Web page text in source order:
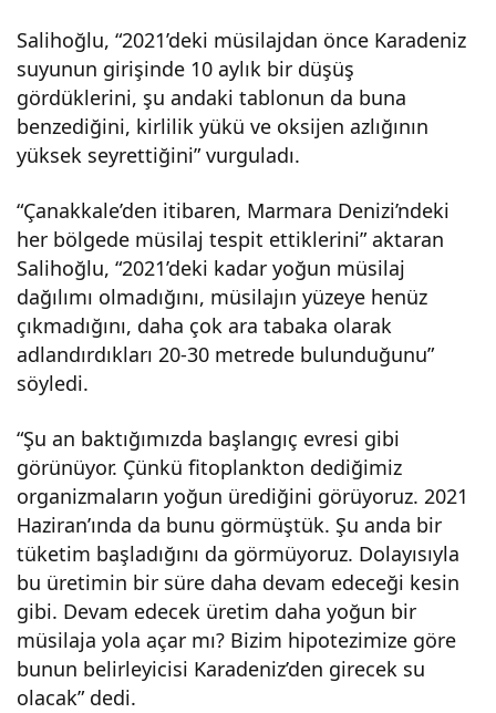
Salihoğlu, “2021’deki müsilajdan önce Karadeniz
suyunun girişinde 10 aylık bir düşüş
gördüklerini, şu andaki tablonun da buna
benzediğini, kirlilik yükü ve oksijen azlığının
yüksek seyrettiğini” vurguladı.
“Çanakkale’den itibaren, Marmara Denizi’ndeki
her bölgede müsilaj tespit ettiklerini” aktaran
Salihoğlu, “2021’deki kadar yoğun müsilaj
dağılımı olmadığını, müsilajın yüzeye henüz
çıkmadığını, daha çok ara tabaka olarak
adlandırdıkları 20-30 metrede bulunduğunu”
söyledi.
“Şu an baktığımızda başlangıç evresi gibi
görünüyor. Çünkü fitoplankton dediğimiz
organizmaların yoğun ürediğini görüyoruz. 2021
Haziran’ında da bunu görmüştük. Şu anda bir
tüketim başladığını da görmüyoruz. Dolayısıyla
bu üretimin bir süre daha devam edeceği kesin
gibi. Devam edecek üretim daha yoğun bir
müsilaja yola açar mı? Bizim hipotezimize göre
bunun belirleyicisi Karadeniz’den girecek su
olacak” dedi.